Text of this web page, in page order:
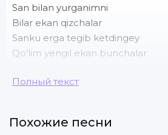
San bilan yurganimni
Bilar ekan qizchalar
Sanku erga tegib ketdingey
Qo'lim yengil ekan bunchalar
Mani aldab erga tegdi gulandon
Bitta bo'sa bermay ketdi gulandon
Полный текст
Похожие песни